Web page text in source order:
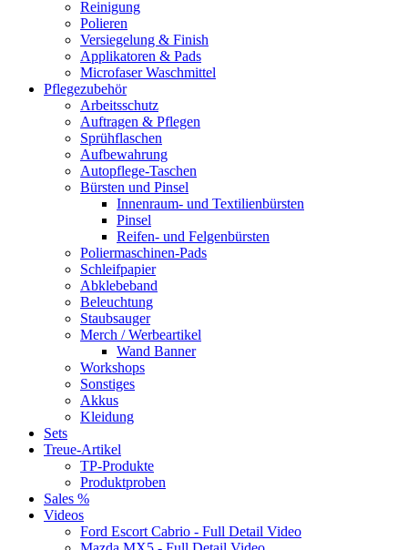
Reinigung
Polieren
Versiegelung & Finish
Applikatoren & Pads
Microfaser Waschmittel
Pflegezubehör
Arbeitsschutz
Auftragen & Pflegen
Sprühflaschen
Aufbewahrung
Autopflege-Taschen
Bürsten und Pinsel
Innenraum- und Textilienbürsten
Pinsel
Reifen- und Felgenbürsten
Poliermaschinen-Pads
Schleifpapier
Abklebeband
Beleuchtung
Staubsauger
Merch / Werbeartikel
Wand Banner
Workshops
Sonstiges
Akkus
Kleidung
Sets
Treue-Artikel
TP-Produkte
Produktproben
Sales %
Videos
Ford Escort Cabrio - Full Detail Video